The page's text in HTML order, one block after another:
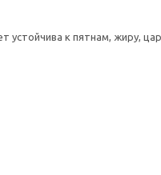
к пятнам, жиру,